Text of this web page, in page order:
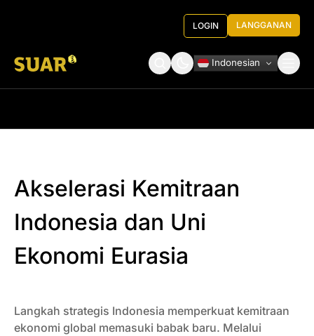
LOGIN LANGGANAN
Indonesian
Akselerasi Kemitraan
Indonesia dan Uni
Ekonomi Eurasia
Langkah strategis Indonesia memperkuat kemitraan
ekonomi global memasuki babak baru. Melalui